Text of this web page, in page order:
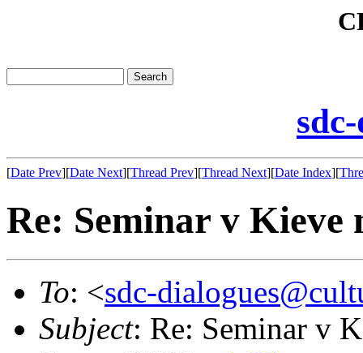
[Date Prev][Date Next][Thread Prev][Thread Next][Date Index][
Re: Seminar v Kieve
To: <sdc-
Subject: Re: Seminar v